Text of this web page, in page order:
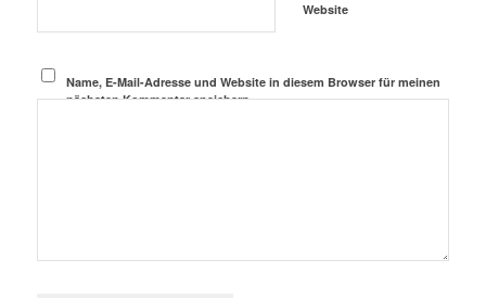
Website
Name, E-Mail-Adresse und Website in diesem Browser für meinen
nächsten Kommentar speichern.